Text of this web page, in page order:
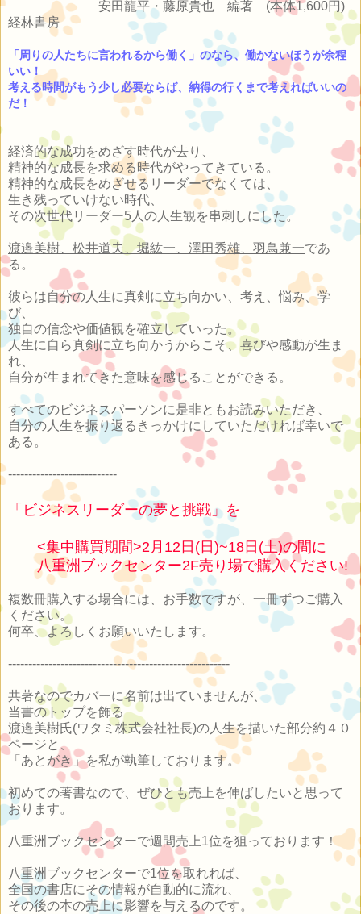
安田龍平・藤原貴也 編著 (本体1,600円)
経林書房
「周りの人たちに言われるから働く」のなら、働かないほうが余程
いい！
考える時間がもう少し必要ならば、納得の行くまで考えればいいの
だ！
経済的な成功をめざす時代が去り、
精神的な成長を求める時代がやってきている。
精神的な成長をめざせるリーダーでなくては、
生き残っていけない時代、
その次世代リーダー5人の人生観を串刺しにした。
渡邉美樹、松井道夫、堀紘一、澤田秀雄、羽鳥兼一であ
る。
彼らは自分の人生に真剣に立ち向かい、考え、悩み、学
び、
独自の信念や価値観を確立していった。
人生に自ら真剣に立ち向かうからこそ、喜びや感動が生ま
れ、
自分が生まれてきた意味を感じることができる。
すべてのビジネスパーソンに是非ともお読みいただき、
自分の人生を振り返るきっかけにしていただければ幸いで
ある。
---------------------------
「ビジネスリーダーの夢と挑戦」を
<集中購買期間>2月12日(日)~18日(土)の間に
八重洲ブックセンター2F売り場で購入ください!
複数冊購入する場合には、お手数ですが、一冊ずつご購入
ください。
何卒、よろしくお願いいたします。
-------------------------------------------------------
共著なのでカバーに名前は出ていませんが、
当書のトップを飾る
渡邉美樹氏(ワタミ株式会社社長)の人生を描いた部分約４０
ページと、
「あとがき」を私が執筆しております。
初めての著書なので、ぜひとも売上を伸ばしたいと思って
おります。
八重洲ブックセンターで週間売上1位を狙っております！
八重洲ブックセンターで1位を取れれば、
全国の書店にその情報が自動的に流れ、
その後の本の売上に影響を与えるのです。